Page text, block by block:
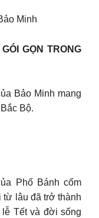
Minh
GỌN TRONG
Bảo Minh mang
Bộ.
Phố Bánh cốm
từ lâu đã trở thành
lễ Tết và đời sống